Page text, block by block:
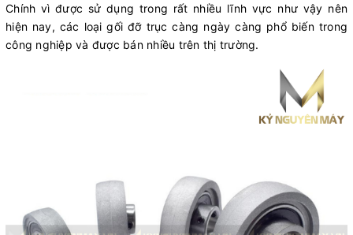
Chính vì được sử dụng trong rất nhiều lĩnh vực như vậy nên
hiện nay, các loại gối đỡ trục càng ngày càng phổ biến trong
công nghiệp và được bán nhiều trên thị trường.